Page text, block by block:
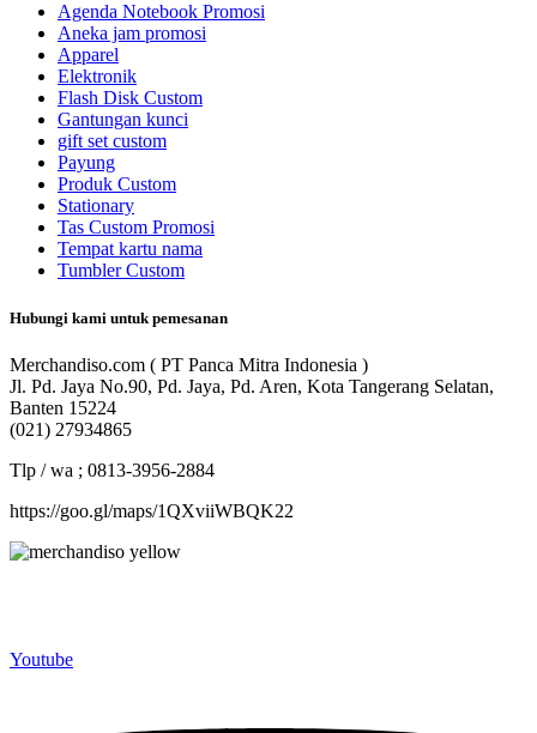
Agenda Notebook Promosi
Aneka jam promosi
Apparel
Elektronik
Flash Disk Custom
Gantungan kunci
gift set custom
Payung
Produk Custom
Stationary
Tas Custom Promosi
Tempat kartu nama
Tumbler Custom
Hubungi kami untuk pemesanan
Merchandiso.com ( PT Panca Mitra Indonesia )
Jl. Pd. Jaya No.90, Pd. Jaya, Pd. Aren, Kota Tangerang Selatan,
Banten 15224
(021) 27934865
Tlp / wa ; 0813-3956-2884
https://goo.gl/maps/1QXviiWBQK22
Youtube